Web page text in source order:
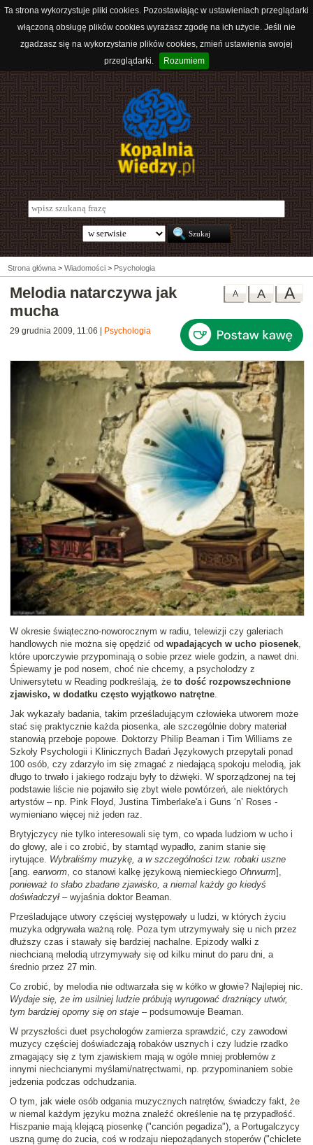
Ta strona wykorzystuje pliki cookies. Pozostawiając w ustawieniach przeglądarki
włączoną obsługę plików cookies wyrażasz zgodę na ich użycie. Jeśli nie
zgadzasz się na wykorzystanie plików cookies, zmień ustawienia swojej
przeglądarki.
Rozumiem
Strona główna > Wiadomości > Psychologia
A
A
A
Melodia natarczywa jak
mucha
29 grudnia 2009, 11:06 Psychologia
W okresie świąteczno-noworocznym w radiu, telewizji czy galeriach
handlowych nie można się opędzić od wpadających w ucho piosenek
które uporczywie przypominają o sobie przez wiele godzin, a nawet dni.
Śpiewamy je pod nosem, choć nie chcemy, a psycholodzy z
Uniwersytetu w Reading podkreślają, że to dość rozpowszechnione
zjawisko, w dodatku często wyjątkowo natrętne
Jak wykazały badania, takim prześladującym człowieka utworem może
stać się praktycznie każda piosenka, ale szczególnie dobry materiał
stanowią przeboje popowe. Doktorzy Philip Beaman i Tim Williams ze
Szkoły Psychologii i Klinicznych Badań Językowych przepytali ponad
100 osób, czy zdarzyło im się zmagać z niedającą spokoju melodią, jak
długo to trwało i jakiego rodzaju były to dźwięki. W sporządzonej na tej
podstawie liście nie pojawiło się zbyt wiele powtórzeń, ale niektórych
artystów – np. Pink Floyd, Justina Timberlake'a i Guns ‘n’ Roses -
wymieniano więcej niż jeden raz.
Brytyjczycy nie tylko interesowali się tym, co wpada ludziom w ucho i
do głowy, ale i co zrobić, by stamtąd wypadło, zanim stanie się
irytujące. Wybraliśmy muzykę, a w szczególności tzw. robaki uszne
[ang. earworm , co stanowi kalkę językową niemieckiego Ohrwurm],
ponieważ to słabo zbadane zjawisko, a niemal każdy go kiedyś
doświadczył – wyjaśnia doktor Beaman.
Prześladujące utwory częściej występowały u ludzi, w których życiu
muzyka odgrywała ważną rolę. Poza tym utrzymywały się u nich przez
dłuższy czas i stawały się bardziej nachalne. Epizody walki z
niechcianą melodią utrzymywały się od kilku minut do paru dni, a
średnio przez 27 min.
Co zrobić, by melodia nie odtwarzała się w kółko w głowie? Najlepiej nic.
Wydaje się, że im usilniej ludzie próbują wyrugować drażniący utwór,
tym bardziej oporny się on staje – podsumowuje Beaman.
W przyszłości duet psychologów zamierza sprawdzić, czy zawodowi
muzycy częściej doświadczają robaków usznych i czy ludzie rzadko
zmagający się z tym zjawiskiem mają w ogóle mniej problemów z
innymi niechcianymi myślami/natręctwami, np. przypominaniem sobie
jedzenia podczas odchudzania.
O tym, jak wiele osób odgania muzycznych natrętów, świadczy fakt, że
w niemal każdym języku można znaleźć określenie na tę przypadłość.
Hiszpanie mają klejącą piosenkę ("canción pegadiza"), a Portugalczycy
uszną gumę do żucia, coś w rodzaju niepożądanych stoperów ("chiclete